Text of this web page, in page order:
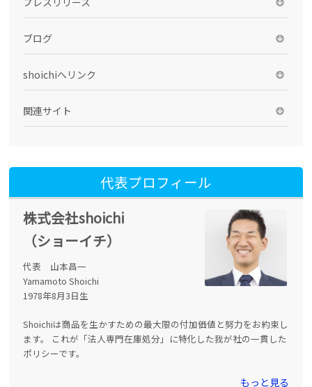
ブログ
shoichiへリンク
関連サイト
代表プロフィール
株式会社shoichi
（ショーイチ）
代表 山本昌一
Yamamoto Shoichi
1978年8月3日生
Shoichiは商品を生かすための最大限の付加価値と努力をお約束し
ます。 これが「法人専門在庫処分」に特化した我が社の一貫した
ポリシーです。
もっと見る